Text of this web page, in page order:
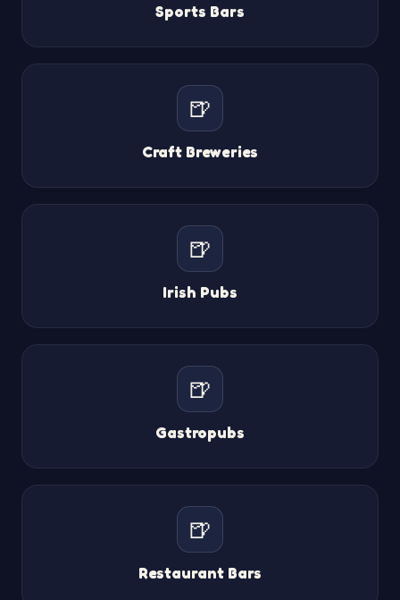
Sports Bars
🍺
Craft Breweries
🍺
Irish Pubs
🍺
Gastropubs
🍺
Restaurant Bars